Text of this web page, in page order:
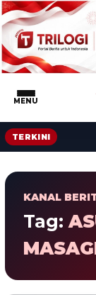
MENU
TERKINI
KANAL
Tag: